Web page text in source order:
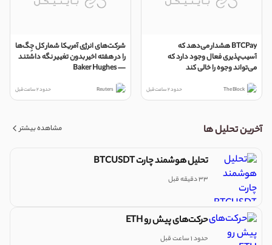
BTCPay هشدار می‌دهد که
آسیب‌پذیری فعال وجود دارد که
می‌تواند وجوه را خالی کند
The Block حدود 2 ساعت قبل
شرکت‌های انرژی آمریکا شمار کل جِگ‌ها
را در هفته اخیر بدون تغییر نگه داشتند
— Baker Hughes
Reuters حدود 2 ساعت قبل
آخرین تحلیل ها مشاهده بیشتر
تحلیل هوشمند چارت BTCUSDT
33 دقیقه قبل
حرکت‌های پیش رو ETH
حدود 1 ساعت قبل